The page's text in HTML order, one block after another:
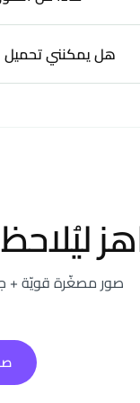
هل يمكنني
صور مصغّرة قويّة +